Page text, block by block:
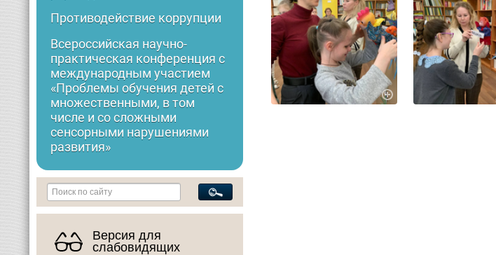
Противодействие коррупции
Всероссийская научно-
практическая конференция с
международным участием
«Проблемы обучения детей с
множественными, в том
числе и со сложными
сенсорными нарушениями
развития»
Версия для
слабовидящих